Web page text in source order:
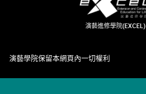
演藝進修學院(EXCEL)
演藝學院保留本網頁內一切權利